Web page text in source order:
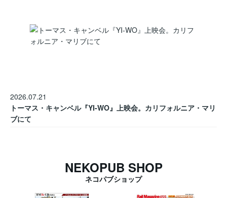
2026.07.21
トーマス・キャンベル『YI-WO』上映会。カリフォルニア・マリ
ブにて
NEKOPUB SHOP
ネコパブショップ